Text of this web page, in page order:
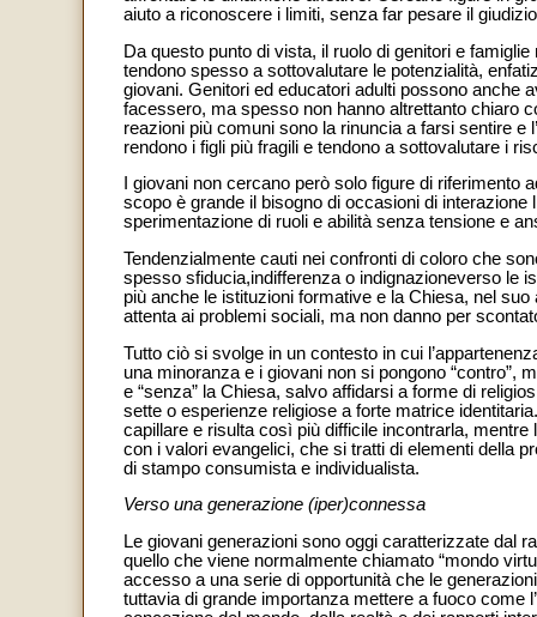
aiuto a riconoscere i limiti, senza far pesare il
Da questo punto di vista, il ruolo di genitori e
tendono spesso a sottovalutare le potenzialità,
giovani. Genitori ed educatori adulti possono anche
facessero, ma spesso non hanno altrettanto chiaro
reazioni più comuni sono la rinuncia a farsi sentire e
rendono i figli più fragili e tendono a sottovalutare i
I giovani non cercano però solo figure di riferimento
scopo è grande il bisogno di occasioni di
sperimentazione di ruoli e abilità senza tensione e
Tendenzialmente cauti nei confronti di coloro che
spesso sfiducia,indifferenza o indignazioneverso le
più anche le istituzioni formative e la Chiesa, nel
attenta ai problemi sociali, ma non danno per
Tutto ciò si svolge in un contesto in cui
una minoranza e i giovani non si pongono “contro”,
e “senza” la Chiesa, salvo affidarsi a forme di
sette o esperienze religiose a forte matrice
capillare e risulta così più difficile incontrarla,
con i valori evangelici, che si tratti di elementi della
di stampo consumista e individualista.
Verso una generazione (iper)connessa
Le giovani generazioni sono oggi caratterizzate dal
quello che viene normalmente chiamato “mondo
accesso a una serie di opportunità che le
tuttavia di grande importanza mettere a fuoco come